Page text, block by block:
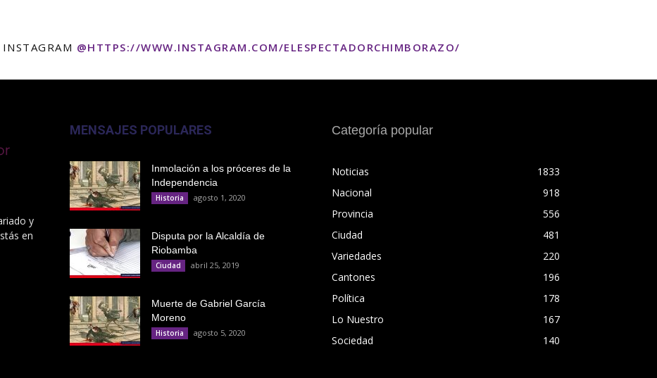
@HTTPS://WWW.INSTAGRAM.COM/ELESPECTADORCHIMBORAZO/
y
en
MENSAJES POPULARES
Inmolación a los próceres de la
Independencia
Historia agosto 1, 2020
Disputa por la Alcaldía de
Riobamba
Ciudad abril 25, 2019
Muerte de Gabriel García
Moreno
Historia agosto 5, 2020
Categoría popular
Noticias
1833
Nacional
918
Provincia
556
Ciudad
481
Variedades
220
Cantones
196
Política
178
Lo Nuestro
167
Sociedad
140